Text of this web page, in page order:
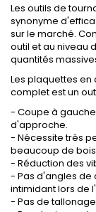
Les outils de
synonyme
sur le marché.
outil et au niveau
quantités
Les plaquettes en
complet est un
- Coupe à
d'approche.
- Nécessite très
beaucoup de
- Réduction des
- Pas d'angles
intimidant lors de
- Pas de